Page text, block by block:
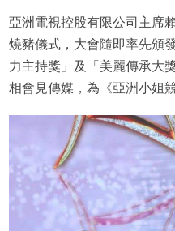
亞洲電視控股有限公司主席
燒豬儀式，大會隨即率先頒
力主持獎」及「美麗傳承大
相會見傳媒，為《亞洲小姐